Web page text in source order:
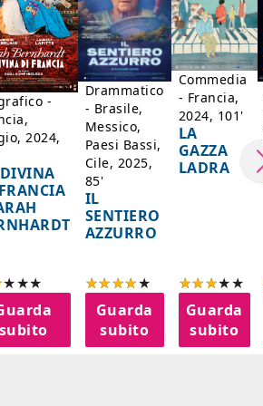
-
2024,
subito
Drammatico
- Brasile,
Messico,
Paesi Bassi,
Cile, 2025,
85'
IL
SENTIERO
AZZURRO
Guarda
subito
Commedia
- Francia,
2024, 101'
LA
GAZZA
LADRA
Guarda
subito